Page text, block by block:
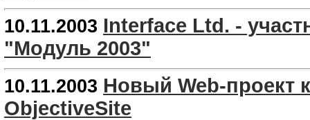
10.11.2003 Interface Ltd. -
"Модуль 2003"
10.11.2003 Новый Web-проект
ObjectiveSite